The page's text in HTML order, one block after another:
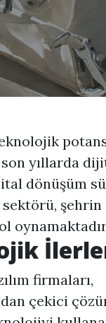
yıllarda
dönüşüm
sektörü,
firmaları,
çekici